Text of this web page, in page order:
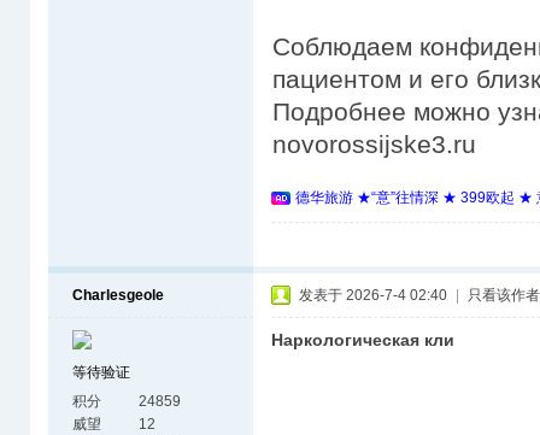
Соблюдаем
пациентом и его
Подробнее можно
novorossijske3.ru
德华旅游 ★“意”往情深 ★ 399欧起 ★
Charlesgeole
等待验证
积分
24859
威望
12
发表于 2026-7-4 02:40 只看该作者
Наркологическая кли